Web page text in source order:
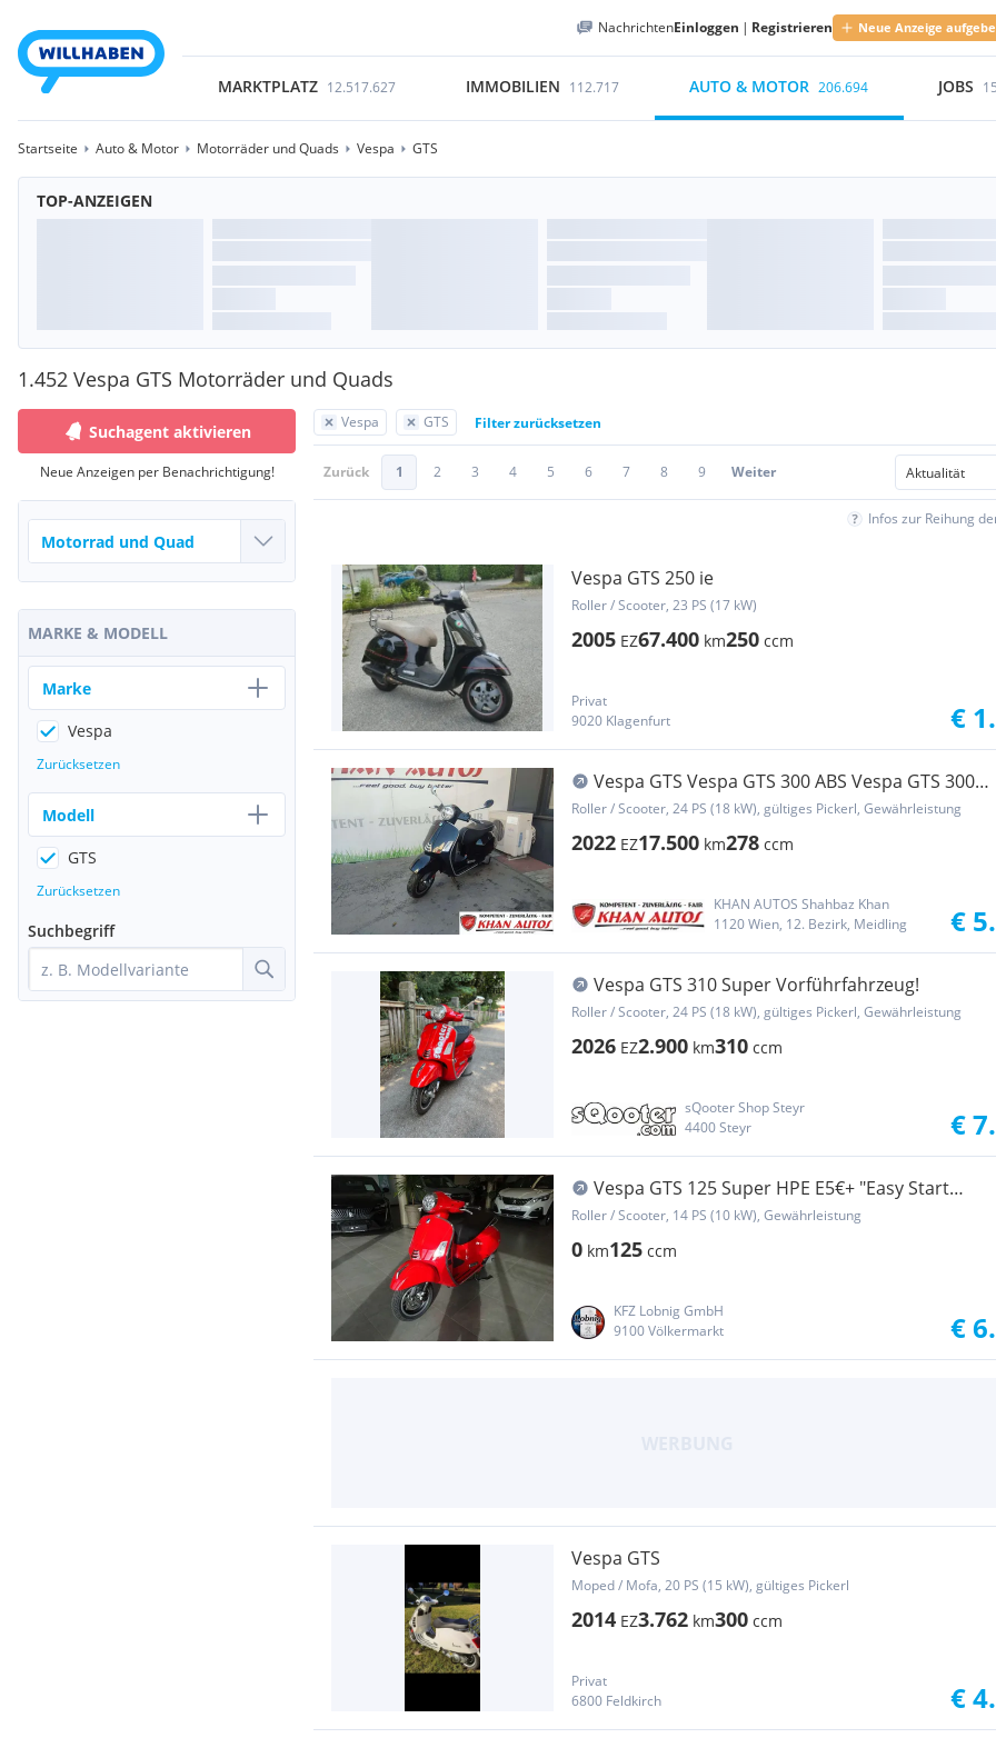
NachrichtenEinloggen | Registrieren Neue Anzeige
MARKTPLATZ 12.517.627 IMMOBILIEN 112.717 AUTO & MOTOR 206.694 JOBS
Startseite Auto & Motor Motorräder und Quads Vespa GTS
TOP-ANZEIGEN
1.452 Vespa GTS Motorräder und Quads
Vespa GTS Filter zurücksetzen
Zurück 1 2 3 4 5 6 7 8 9 Weiter
Infos zur Reihung
Vespa GTS 250 ie
Roller / Scooter, 23 PS (17 kW)
2005 EZ67.400 km250 ccm
Privat
9020 Klagenfurt
€
Vespa GTS Vespa GTS 300 ABS Vespa GTS 300
ABS Super
Roller / Scooter, 24 PS (18 kW), gültiges Pickerl, Gewährleistung
2022 EZ17.500 km278 ccm
KHAN AUTOS Shahbaz Khan
1120 Wien, 12. Bezirk, Meidling
€
Vespa GTS 310 Super Vorführfahrzeug!
Roller / Scooter, 24 PS (18 kW), gültiges Pickerl, Gewährleistung
2026 EZ2.900 km310 ccm
sQooter Shop Steyr
4400 Steyr
€
Vespa GTS 125 Super HPE E5€+ "Easy Start
Aktion"
Roller / Scooter, 14 PS (10 kW), Gewährleistung
0 km125 ccm
KFZ Lobnig GmbH
9100 Völkermarkt
€
Vespa GTS
Moped / Mofa, 20 PS (15 kW), gültiges Pickerl
2014 EZ3.762 km300 ccm
Privat
6800 Feldkirch
€
Suchagent aktivieren
Neue Anzeigen per Benachrichtigung!
MARKE & MODELL
Marke
Vespa
Zurücksetzen
Modell
GTS
Zurücksetzen
Suchbegriff